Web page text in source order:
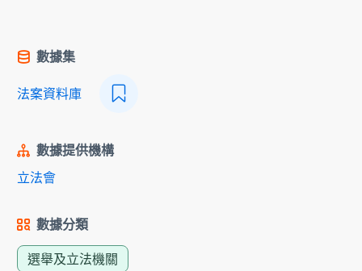
數據集
法案資料庫
數據提供機構
立法會
數據分類
選舉及立法機關